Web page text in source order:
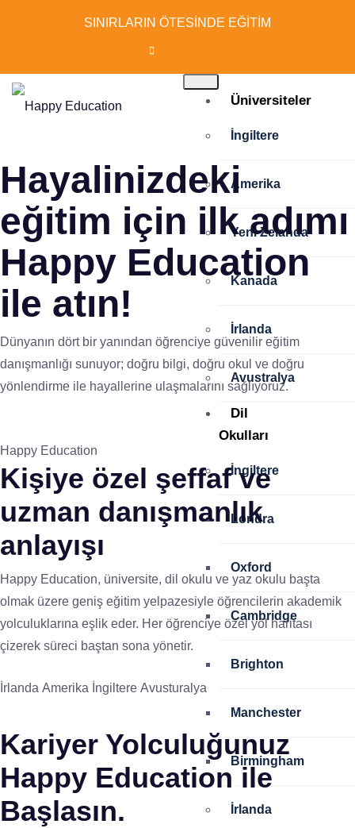
SINIRLARIN ÖTESİNDE EĞİTİM
Üniversiteler
İngiltere
Amerika
Yeni Zelanda
Kanada
İrlanda
Avustralya
Dil
Okulları
İngiltere
Londra
Oxford
Cambridge
Brighton
Manchester
Birmingham
İrlanda
Hayalinizdeki
eğitim için ilk adımı
Happy Education
ile atın!
Dünyanın dört bir yanından öğrenciye güvenilir eğitim
danışmanlığı sunuyor; doğru bilgi, doğru okul ve doğru
yönlendirme ile hayallerine ulaşmalarını sağlıyoruz.
Happy Education
Kişiye özel şeffaf ve
uzman danışmanlık
anlayışı
Happy Education, üniversite, dil okulu ve yaz okulu başta
olmak üzere geniş eğitim yelpazesiyle öğrencilerin akademik
yolculuklarına eşlik eder. Her öğrenciye özel yol haritası
çizerek süreci baştan sona yönetir.
İrlanda Amerika İngiltere Avusturalya
Kariyer Yolculuğunuz
Happy Education ile
Başlasın.